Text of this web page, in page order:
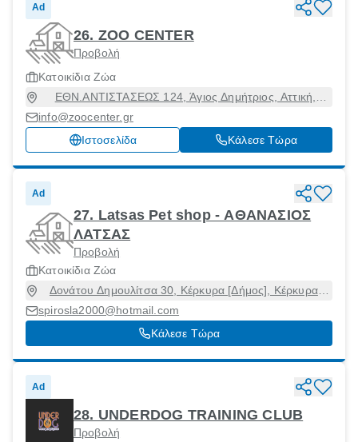
Ad
26. ZOO CENTER
Προβολή
Κατοικίδια Ζώα
ΕΘΝ.ΑΝΤΙΣΤΑΣΕΩΣ 124, Άγιος Δημήτριος, Αττική,
info@zoocenter.gr
Ιστοσελίδα
Κάλεσε Τώρα
Ad
27. Latsas Pet shop - ΑΘΑΝΑΣΙΟΣ
ΛΑΤΣΑΣ
Προβολή
Κατοικίδια Ζώα
Δονάτου Δημουλίτσα 30, Κέρκυρα [Δήμος], Κέρκυρα,
49100
spirosla2000@hotmail.com
Κάλεσε Τώρα
Ad
28. UNDERDOG TRAINING CLUB
Προβολή